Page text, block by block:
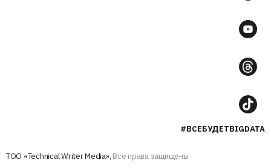
#ВСЕБУДЕТBIGDATA
ТОО «Technical Writer Media», Все права защищены